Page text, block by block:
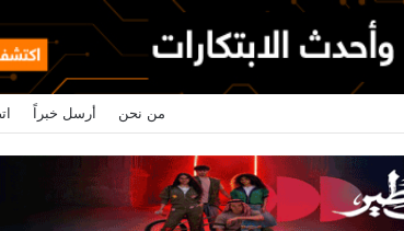
من نحن أرسل خبراً